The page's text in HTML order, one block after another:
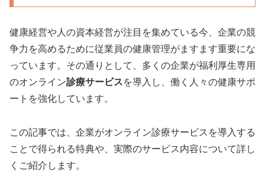
健康経営や人の資本経営が注目を集めている今、企業の競
争力を高めるために従業員の健康管理がますます重要にな
っています。その通りとして、多くの企業が福利厚生専用
のオンライン診療サービスを導入し、働く人々の健康サポ
ートを強化しています。
この記事では、企業がオンライン診療サービスを導入する
ことで得られる特典や、実際のサービス内容について詳し
くご紹介します。